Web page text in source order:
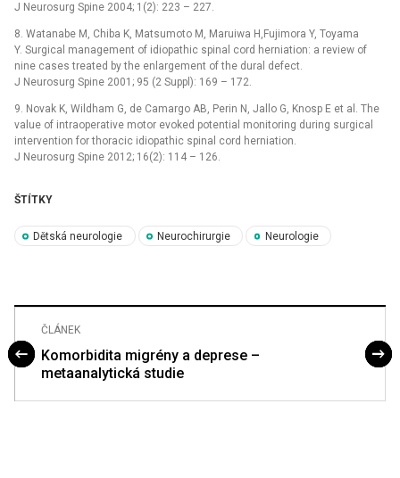
J Neurosurg Spine 2004; 1(2): 223 –⁠ 227.
8. Watanabe M, Chiba K, Matsumoto M, Maruiwa H,Fujimora Y, Toyama
Y. Surgical management of idiopathic spinal cord herniation: a review of
nine cases treated by the enlargement of the dural defect.
J Neurosurg Spine 2001; 95 (2 Suppl): 169 –⁠ 172.
9. Novak K, Wildham G, de Camargo AB, Perin N, Jallo G, Knosp E et al. The
value of intraoperative motor evoked potential monitoring during surgical
intervention for thoracic idiopathic spinal cord herniation.
J Neurosurg Spine 2012; 16(2): 114 –⁠ 126.
ŠTÍTKY
Dětská neurologie Neurochirurgie Neurologie
ČLÁNEK
Komorbidita migrény a deprese –
metaanalytická studie